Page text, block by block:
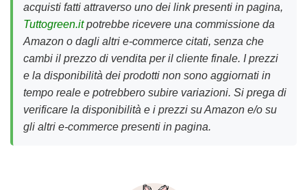
acquisti fatti attraverso uno dei link presenti in pagina,
Tuttogreen.itpotrebbe ricevere una commissione da
Amazon o dagli altri e-commerce citati, senza che
cambi il prezzo di vendita per il cliente finale. I prezzi
e la disponibilità dei prodotti non sono aggiornati in
tempo reale e potrebbero subire variazioni. Si prega di
verificare la disponibilità e i prezzi su Amazon e/o su
gli altri e-commerce presenti in pagina.